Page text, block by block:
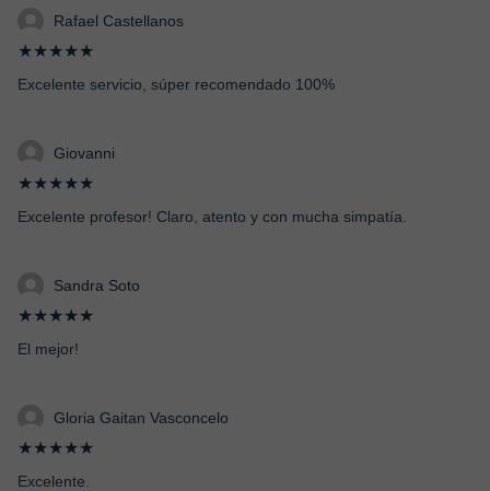
Rafael Castellanos
★★★★★
Excelente servicio, súper recomendado 100%
Giovanni
★★★★★
Excelente profesor! Claro, atento y con mucha simpatía.
Sandra Soto
★★★★★
El mejor!
Gloria Gaitan Vasconcelo
★★★★★
Excelente.